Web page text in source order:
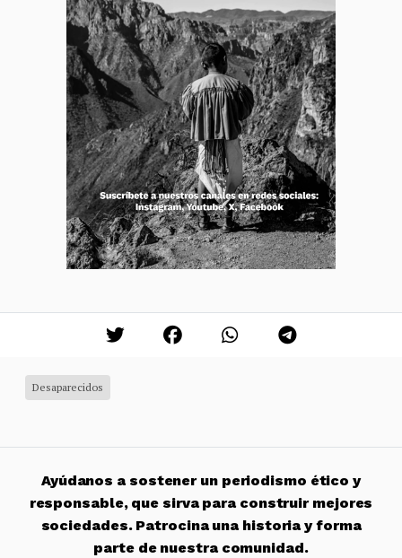
Desaparecidos
Ayúdanos a sostener un periodismo ético y
responsable, que sirva para construir mejores
sociedades. Patrocina una historia y forma
parte de nuestra comunidad.